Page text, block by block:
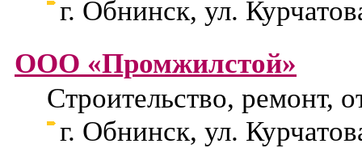
г. Обнинск, ул.
ООО «Промжилстой»
Строительство, ремонт,
г. Обнинск, ул.